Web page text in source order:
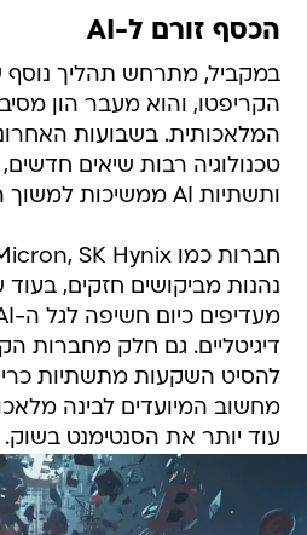
הכסף זורם ל-AI
במקביל, מתרחש תהליך נוסף
הקריפטו, והוא מעבר הון
המלאכותית. בשבועות
טכנולוגיה רבות שיאים
ותשתיות AI ממשיכות למשוך הון בהיקפים עצומים.
נהנות מביקושים חזקים,
דיגיטליים. גם חלק מחברות
להסיט השקעות מתשתיות
מחשוב המיועדים לבינה
עוד יותר את הסנטימנט בשוק.